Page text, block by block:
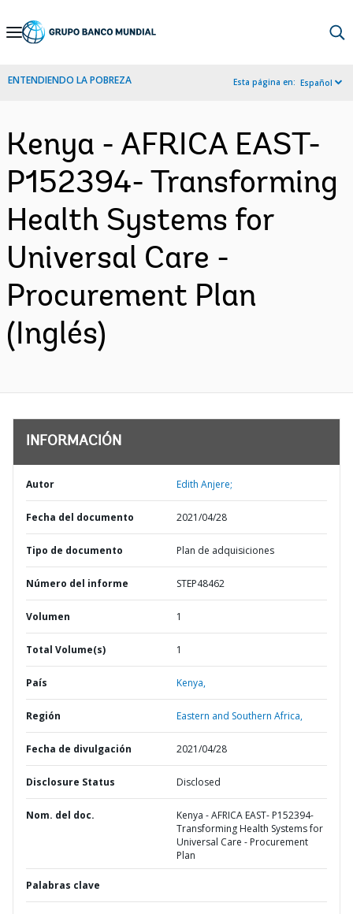
Skip
Navigation
ENTENDIENDO LA POBREZA Esta página en: Español
Kenya - AFRICA EAST-
P152394- Transforming
Health Systems for
Universal Care -
Procurement Plan
(Inglés)
INFORMACIÓN
Autor Edith Anjere;
Fecha del documento 2021/04/28
Tipo de documento Plan de adquisiciones
Número del informe STEP48462
Volumen 1
Total Volume(s) 1
País Kenya,
Región Eastern and Southern Africa,
Fecha de divulgación 2021/04/28
Disclosure Status Disclosed
Nom. del doc.
Kenya - AFRICA EAST- P152394-
Transforming Health Systems for
Universal Care - Procurement
Plan
Palabras clave